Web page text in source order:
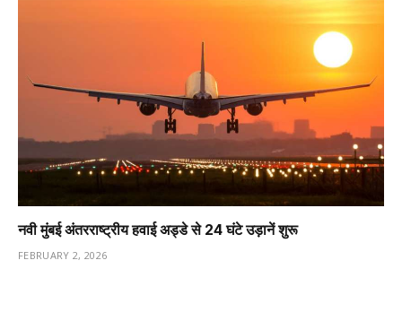
नवी मुंबई अंतरराष्ट्रीय हवाई अड्डे से 24 घंटे उड़ानें शुरू
FEBRUARY 2, 2026